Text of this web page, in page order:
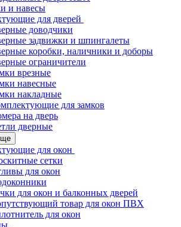
и навесы
для дверей
доводчики
задвижки и шпингалеты
коробки, наличники и доборы
ограничители
врезные
навесные
накладные
для замков
на дверь
дверные
для окон
сетки
для окон
для окон и балконных дверей
товар для окон ПВХ
для окон